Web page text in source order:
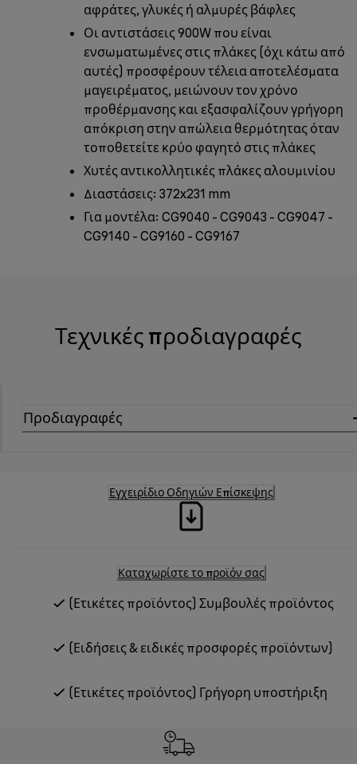
αφράτες, γλυκές ή αλμυρές βάφλες
Οι αντιστάσεις 900W που είναι
ενσωματωμένες στις πλάκες (όχι κάτω από
αυτές) προσφέρουν τέλεια αποτελέσματα
μαγειρέματος, μειώνουν τον χρόνο
προθέρμανσης και εξασφαλίζουν γρήγορη
απόκριση στην απώλεια θερμότητας όταν
τοποθετείτε κρύο φαγητό στις πλάκες
Χυτές αντικολλητικές πλάκες αλουμινίου
Διαστάσεις: 372x231 mm
Για μοντέλα: CG9040 - CG9043 - CG9047 -
CG9140 - CG9160 - CG9167
Τεχνικές προδιαγραφές
Προδιαγραφές
Εγχειρίδιο Οδηγιών Επίσκεψης
Καταχωρίστε το προϊόν σας
(Ετικέτες προϊόντος) Συμβουλές προϊόντος
(Ειδήσεις & ειδικές προσφορές προϊόντων)
(Ετικέτες προϊόντος) Γρήγορη υποστήριξη